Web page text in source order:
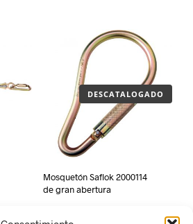
DESCATALOGADO
Mosquetón Saflok 2000114
de gran abertura